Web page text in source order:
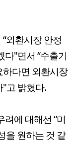
외환시장 안정
"면서 “수출기
다면 외환시장
고 밝혔다.
에 대해선 “미
을 원하는 것 같